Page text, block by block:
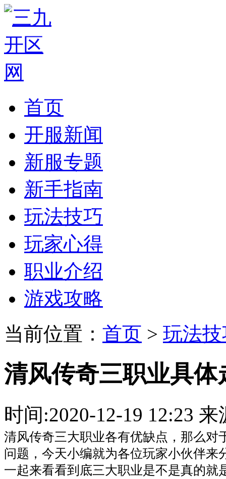
首页
开服新闻
新服专题
新手指南
玩法技巧
玩家心得
职业介绍
游戏攻略
当前位置： 首页 > 玩法
清风传奇三职业具体
时间:2020-12-19 12:23
清风传奇三大职业各有优缺点，那么对
问题，今天小编就为各位玩家小伙伴来
一起来看看到底三大职业是不是真的就